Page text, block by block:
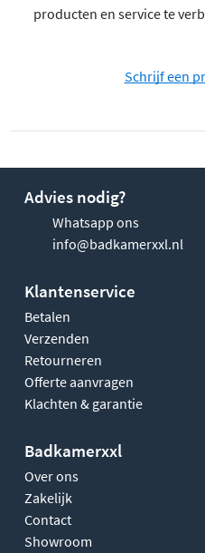
producten en service te
Schrijf een
Advies nodig?
Whatsapp ons
info@badkamerxxl.nl
Klantenservice
Betalen
Verzenden
Retourneren
Offerte aanvragen
Klachten & garantie
Badkamerxxl
Over ons
Zakelijk
Contact
Showroom